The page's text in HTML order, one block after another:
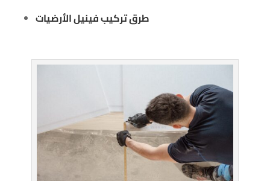
طرق تركيب فينيل الأرضيات